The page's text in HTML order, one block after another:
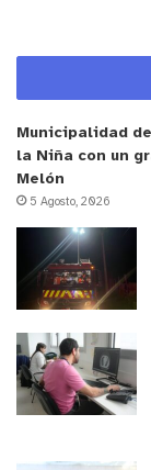
Municipalidad
la Niña con un
Melón
5 Agosto, 2026